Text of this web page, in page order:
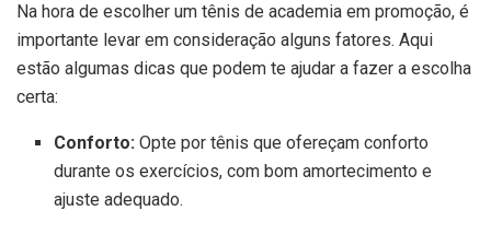
Na hora de escolher um tênis de academia em promoção, é
importante levar em consideração alguns fatores. Aqui
estão algumas dicas que podem te ajudar a fazer a escolha
certa:
Conforto: Opte por tênis que ofereçam conforto
durante os exercícios, com bom amortecimento e
ajuste adequado.